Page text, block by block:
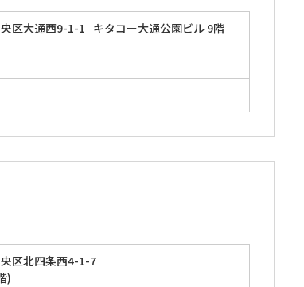
区大通西9-1-1 キタコー大通公園ビル 9階
区北四条西4-1-7
)